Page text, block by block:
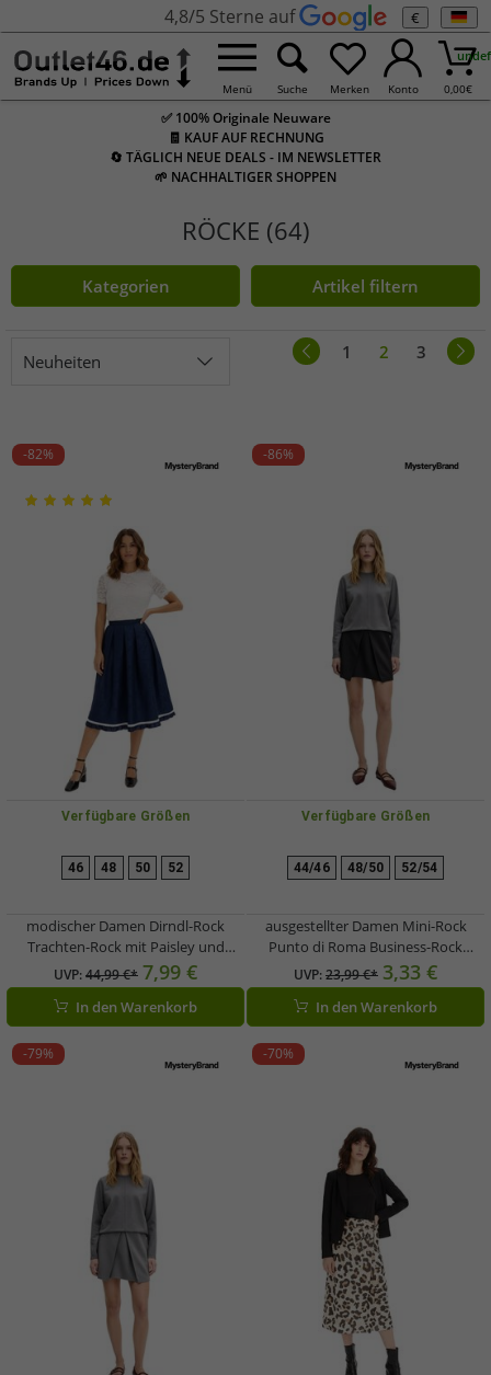
4,8/5 Sterne auf €
Menü Suche Merken Konto 0,00€
✅ 100% Originale Neuware
🧾 KAUF AUF RECHNUNG
🔄 TÄGLICH NEUE DEALS - IM NEWSLETTER
🌱 NACHHALTIGER SHOPPEN
RÖCKE (64)
Kategorien Artikel filtern
Neuheiten 1 2 3
-82%
Verfügbare Größen
46 48 50 52
modischer Damen Dirndl-Rock
Trachten-Rock mit Paisley und
Spitze 905168 Dunkelblau
UVP:44,99 €* 7,99 €
In den Warenkorb
-86%
Verfügbare Größen
44/46 48/50 52/54
ausgestellter Damen Mini-Rock
Punto di Roma Business-Rock
964069 Schwarz
UVP:23,99 €* 3,33 €
In den Warenkorb
-79% -70%